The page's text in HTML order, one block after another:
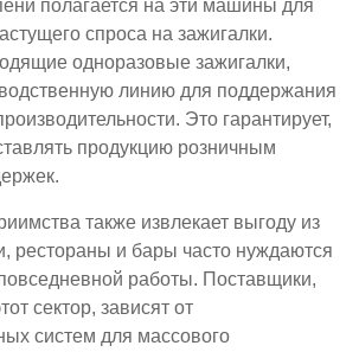
полагается на эти машины для
спроса на зажигалки.
одноразовые зажигалки,
линию для поддержания
Это гарантирует,
продукцию розничным
также извлекает выгоду из
рестораны и бары часто нуждаются
работы. Поставщики,
сектор, зависят от
систем для массового